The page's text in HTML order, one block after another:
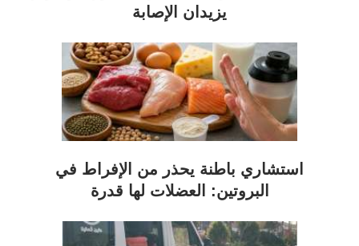
يزيدان الإصابة
استشاري باطنة يحذر من الإفراط في
البروتين: العضلات لها قدرة